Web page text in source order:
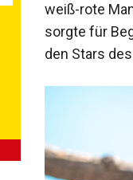
weiß-rote
sorgte für
den Stars